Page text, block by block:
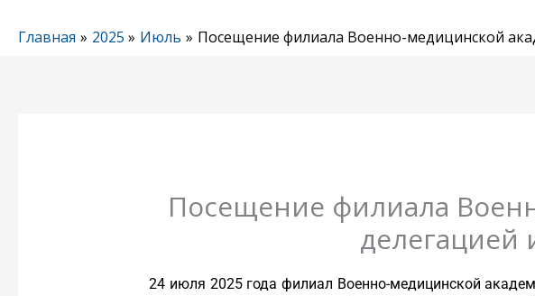
Главная 2025 Июль Посещение филиала Военно-медицинской
Посещение филиала
делегацией
24 июля 2025 года филиал Военно-медицинской